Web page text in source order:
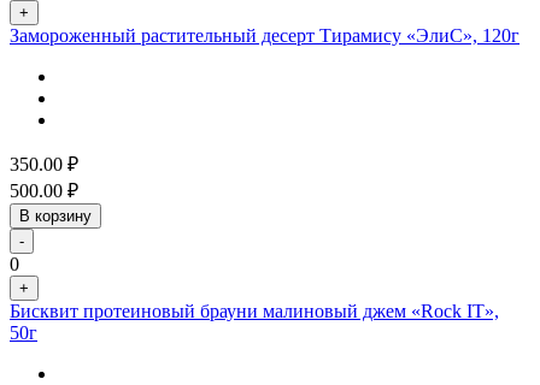
+
Замороженный растительный десерт Тирамису «ЭлиС», 120г
350.00 ₽
500.00 ₽
В корзину
-
0
+
Бисквит протеиновый брауни малиновый джем «Rock IT»,
50г